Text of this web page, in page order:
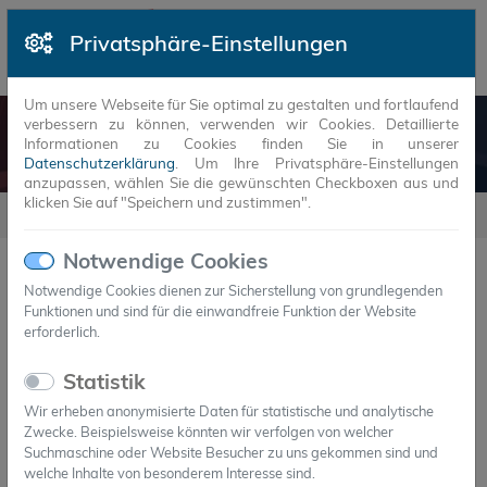
Privatsphäre-Einstellungen
Um unsere Webseite für Sie optimal zu gestalten und fortlaufend
verbessern zu können, verwenden wir Cookies. Detaillierte
Informationen zu Cookies finden Sie in unserer
Datenschutzerklärung . Um Ihre Privatsphäre-Einstellungen
anzupassen, wählen Sie die gewünschten Checkboxen aus und
klicken Sie auf "Speichern und zustimmen".
Notwendige Cookies
Notwendige Cookies dienen zur Sicherstellung von grundlegenden
Funktionen und sind für die einwandfreie Funktion der Website
erforderlich.
Statistik
Wir erheben anonymisierte Daten für statistische und analytische
Zwecke. Beispielsweise könnten wir verfolgen von welcher
Suchmaschine oder Website Besucher zu uns gekommen sind und
welche Inhalte von besonderem Interesse sind.
SUNSET
Sunset
Ziel des aktuellen Forschungsprojekts ist neben der
Steigerung des Wirkungsgrads die Erhöhung der
Lebensdauer von Photovoltaik-Modulen durch die
Integration hochkapazitiver, polymergebundener